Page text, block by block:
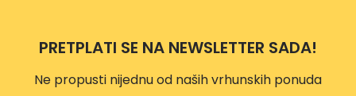
PRETPLATI SE NA NEWSLETTER SADA!
Ne propusti nijednu od naših vrhunskih ponuda